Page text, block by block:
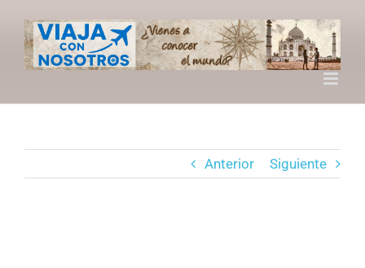
contenido
Anterior Siguiente